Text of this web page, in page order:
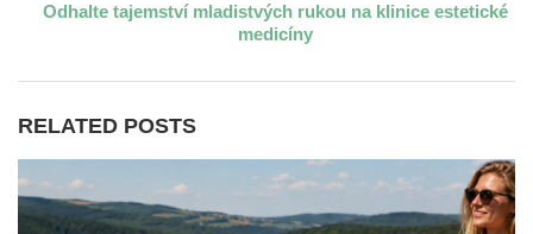
Odhalte tajemství mladistvých rukou na klinice estetické
medicíny
RELATED POSTS